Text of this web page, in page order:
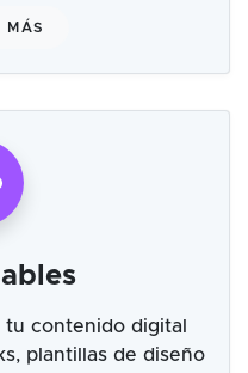
MÁS
tu contenido digital
plantillas de diseño